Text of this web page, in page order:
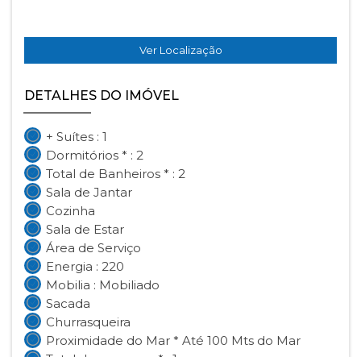
Ver Localização
DETALHES DO IMÓVEL
+ Suítes : 1
Dormitórios * : 2
Total de Banheiros * : 2
Sala de Jantar
Cozinha
Sala de Estar
Área de Serviço
Energia : 220
Mobilia : Mobiliado
Sacada
Churrasqueira
Proximidade do Mar * Até 100 Mts do Mar